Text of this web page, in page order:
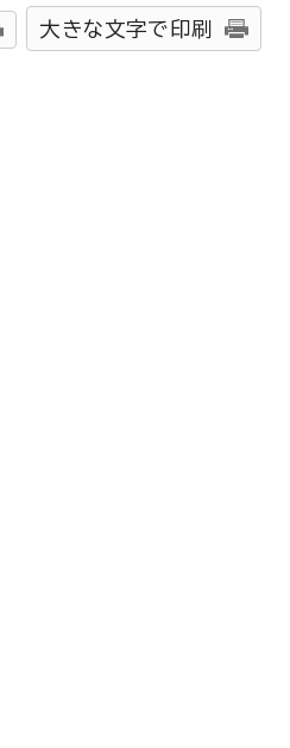
大きな文字で印刷